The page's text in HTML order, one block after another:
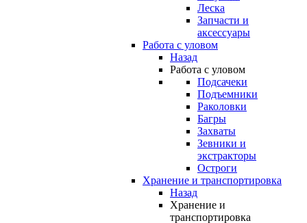
Леска
Запчасти и
аксессуары
Работа с уловом
Назад
Работа с уловом
Подсачеки
Подъемники
Раколовки
Багры
Захваты
Зевники и
экстракторы
Остроги
Хранение и транспортировка
Назад
Хранение и
транспортировка